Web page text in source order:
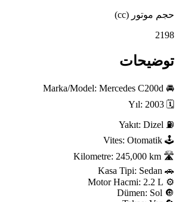
حجم موتور (cc)
2198
توضیحات